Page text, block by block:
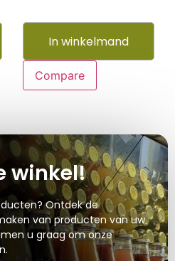
In winkelmand
Compare
winkel!
Ontdek de
van producten van uw
u graag om onze